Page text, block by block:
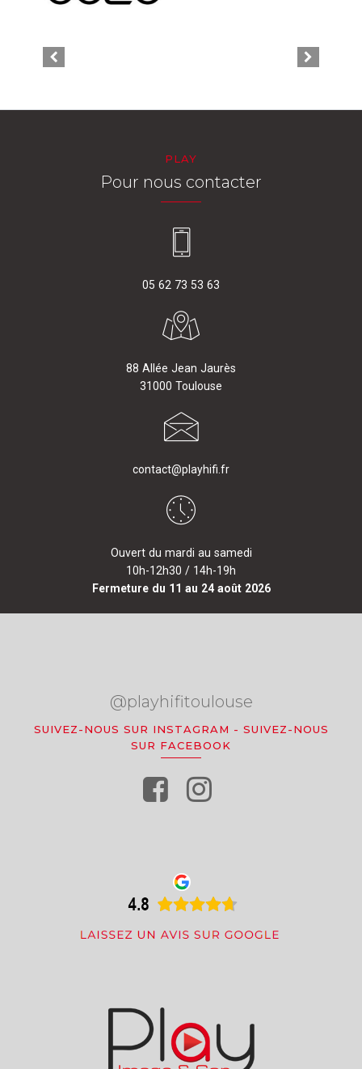
PLAY
Pour nous contacter
05 62 73 53 63
88 Allée Jean Jaurès
31000 Toulouse
contact@playhifi.fr
Ouvert du mardi au samedi
10h-12h30 / 14h-19h
Fermeture du 11 au 24 août 2026
@playhifitoulouse
SUIVEZ-NOUS SUR INSTAGRAM - SUIVEZ-NOUS
SUR FACEBOOK